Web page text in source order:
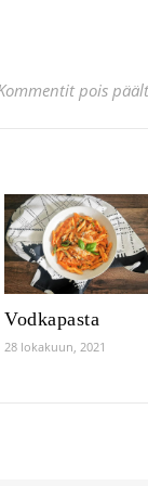
pois
Vodkapasta
28 lokakuun, 2021